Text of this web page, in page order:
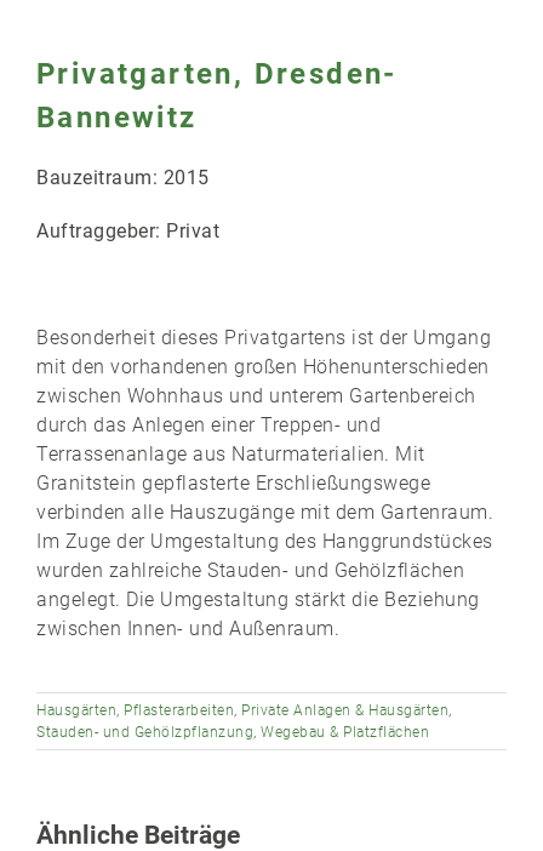
Privatgarten, Dresden-
Bannewitz
Bauzeitraum: 2015
Auftraggeber: Privat
Besonderheit dieses Privatgartens ist der Umgang
mit den vorhandenen großen Höhenunterschieden
zwischen Wohnhaus und unterem Gartenbereich
durch das Anlegen einer Treppen- und
Terrassenanlage aus Naturmaterialien. Mit
Granitstein gepflasterte Erschließungswege
verbinden alle Hauszugänge mit dem Gartenraum.
Im Zuge der Umgestaltung des Hanggrundstückes
wurden zahlreiche Stauden- und Gehölzflächen
angelegt. Die Umgestaltung stärkt die Beziehung
zwischen Innen- und Außenraum.
Hausgärten, Pflasterarbeiten, Private Anlagen & Hausgärten,
Stauden- und Gehölzpflanzung, Wegebau & Platzflächen
Ähnliche Beiträge